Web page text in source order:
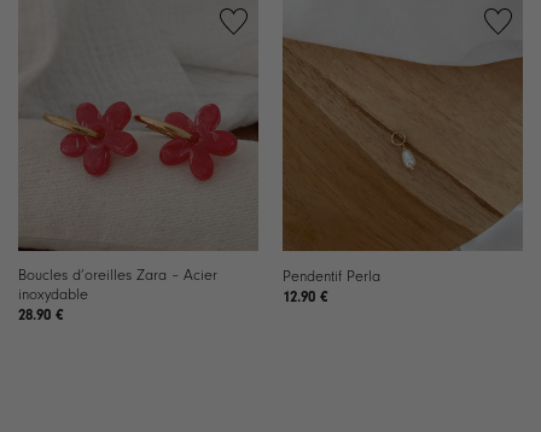
Boucles d’oreilles Zara – Acier
inoxydable
28.90 €
Pendentif Perla
12.90 €